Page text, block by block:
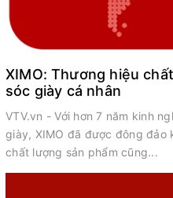
XIMO: Thương hiệu
sóc giày cá nhân
VTV.vn - Với hơn 7 năm kinh
giày, XIMO đã được đông đảo
chất lượng sản phẩm cũng...